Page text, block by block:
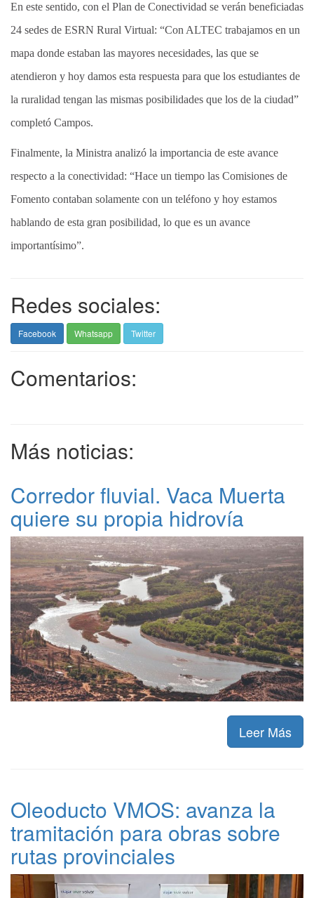
En este sentido, con el Plan de Conectividad se verán beneficiadas
24 sedes de ESRN Rural Virtual: “Con ALTEC trabajamos en un
mapa donde estaban las mayores necesidades, las que se
atendieron y hoy damos esta respuesta para que los estudiantes de
la ruralidad tengan las mismas posibilidades que los de la ciudad”
completó Campos.
Finalmente, la Ministra analizó la importancia de este avance
respecto a la conectividad: “Hace un tiempo las Comisiones de
Fomento contaban solamente con un teléfono y hoy estamos
hablando de esta gran posibilidad, lo que es un avance
importantísimo”.
Redes sociales:
Facebook Whatsapp Twitter
Comentarios:
Más noticias:
Corredor fluvial. Vaca Muerta
quiere su propia hidrovía
Leer Más
Oleoducto VMOS: avanza la
tramitación para obras sobre
rutas provinciales